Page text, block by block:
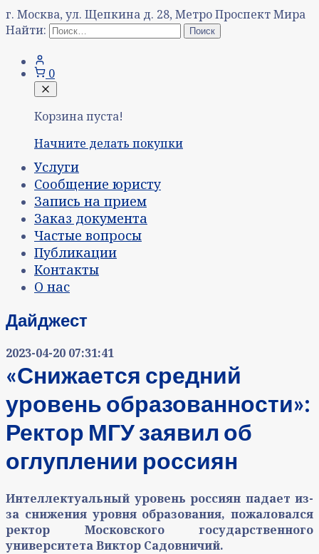
г. Москва, ул. Щепкина д. 28, Метро Проспект Мира
Найти:
0
Корзина пуста!
Начните делать покупки
Услуги
Сообщение юристу
Запись на прием
Заказ документа
Частые вопросы
Публикации
Контакты
О нас
Дайджест
2023-04-20 07:31:41
«Снижается средний
уровень образованности»:
Ректор МГУ заявил об
оглуплении россиян
Интеллектуальный уровень россиян падает из-
за снижения уровня образования, пожаловался
ректор Московского государственного
университета Виктор Садовничий.